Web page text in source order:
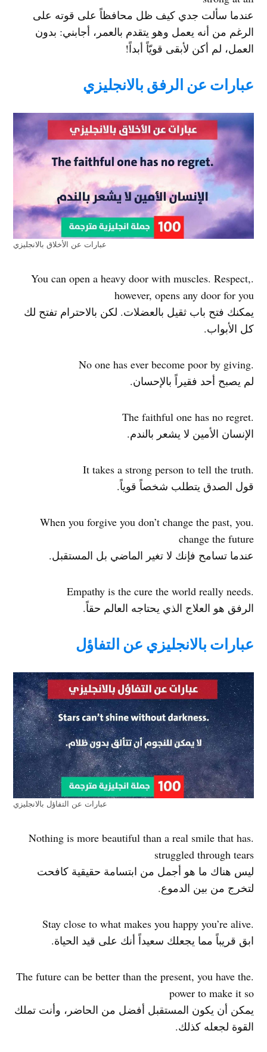
عندما سألت جدي كيف ظل محافظاً على قوته على
الرغم من أنه يعمل وهو يتقدم بالعمر، أجابني: بدون
العمل، لم أكن لأبقى قويّاً أبداً!
عبارات عن الرفق بالانجليزي
عبارات عن الأخلاق بالانجليزي
.You can open a heavy door with muscles. Respect,
however, opens any door for you
يمكنك فتح باب ثقيل بالعضلات. لكن بالاحترام تفتح لك
كل الأبواب.
.No one has ever become poor by giving
لم يصبح أحد فقيراً بالإحسان.
.The faithful one has no regret
الإنسان الأمين لا يشعر بالندم.
.It takes a strong person to tell the truth
قول الصدق يتطلب شخصاً قوياً.
.When you forgive you don’t change the past, you
change the future
عندما تسامح فإنك لا تغير الماضي بل المستقبل.
.Empathy is the cure the world really needs
الرفق هو العلاج الذي يحتاجه العالم حقاً.
عبارات بالانجليزي عن التفاؤل
عبارات عن التفاؤل بالانجليزي
.Nothing is more beautiful than a real smile that has
struggled through tears
ليس هناك ما هو أجمل من ابتسامة حقيقية كافحت
لتخرج من بين الدموع.
.Stay close to what makes you happy you’re alive
ابق قريباً مما يجعلك سعيداً أنك على قيد الحياة.
.The future can be better than the present, you have the
power to make it so
يمكن أن يكون المستقبل أفضل من الحاضر، وأنت تملك
القوة لجعله كذلك.